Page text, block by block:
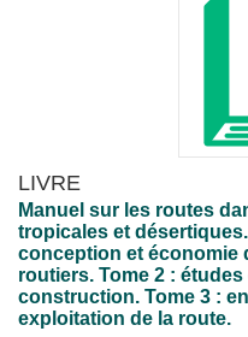
LIVRE
Manuel sur les routes
tropicales et
conception et économie
routiers. Tome 2 : études
construction. Tome 3 :
exploitation de la route.